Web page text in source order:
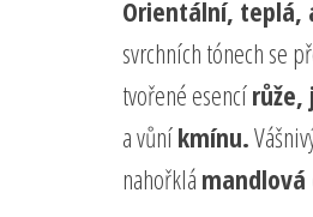
Orientální, teplá,
svrchních tónech se
tvořené esencí
a vůníkmínu.
nahořklá mandlová